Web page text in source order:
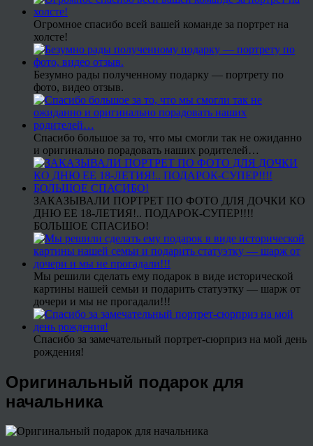
Огромное спасибо всей вашей команде за портрет на
холсте!
Безумно рады полученному подарку — портрету по
фото, видео отзыв.
Спасибо большое за то, что мы смогли так не ожиданно
и оригинально порадовать наших родителей…
ЗАКАЗЫВАЛИ ПОРТРЕТ ПО ФОТО ДЛЯ ДОЧКИ КО
ДНЮ ЕЕ 18-ЛЕТИЯ!.. ПОДАРОК-СУПЕР!!!!
БОЛЬШОЕ СПАСИБО!
Мы решили сделать ему подарок в виде исторической
картины нашей семьи и подарить статуэтку — шарж от
дочери и мы не прогадали!!!
Спасибо за замечательный портрет-сюрприз на мой день
рождения!
Оригинальный подарок для
начальника